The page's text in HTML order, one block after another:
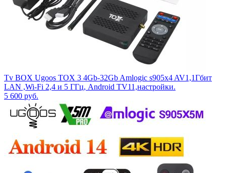
Tv BOX Ugoos TOX 3 4Gb-32Gb Amlogic s905x4 AV1,1Гбит
LAN ,Wi-Fi 2,4 и 5 ГГц, Android TV11,настройки.
5 600 руб.